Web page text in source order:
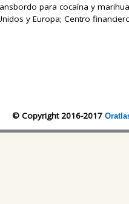
para cocaína y
y Europa; Centro
© Copyright 2016-2017